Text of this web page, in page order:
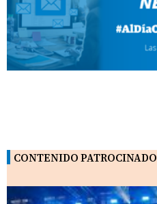
CONTENIDO PATROCINADO